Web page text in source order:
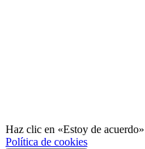
Haz clic en «Estoy de
Política de cookies